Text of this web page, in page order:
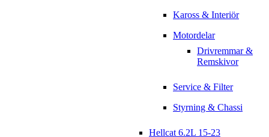
Kaross & Interiör
Motordelar
Drivremmar &
Remskivor
Service & Filter
Styrning & Chassi
Hellcat 6.2L 15-23